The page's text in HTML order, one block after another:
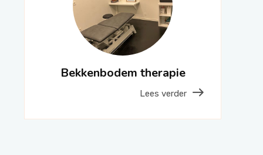
Bekkenbodem therapie
Lees verder